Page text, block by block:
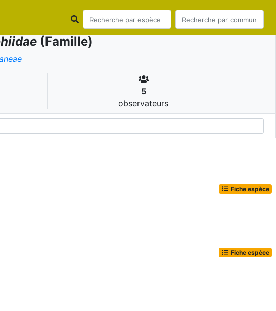
(Famille)
5
observateurs
Fiche espèce
Fiche espèce